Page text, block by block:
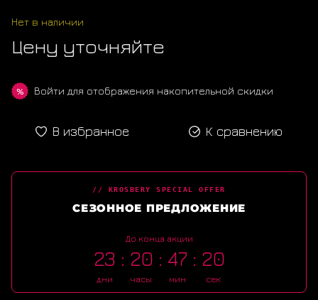
Нет в наличии
Цену уточняйте
% Войти для отображения накопительной скидки
В избранное К сравнению
// KROSBERY SPECIAL OFFER
СЕЗОННОЕ ПРЕДЛОЖЕНИЕ
До конца акции
23
дни
20
часы
47
мин
19
сек